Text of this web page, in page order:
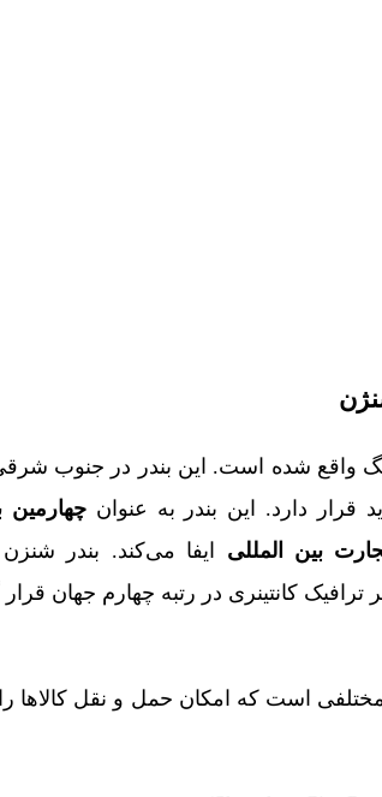
واقع شده است. این بندر در جنوب
قرار دارد. این بندر به عنوانچهارمین
بین‌ المللی ایفا می‌کند. بندر شنزن در
ترافیک کانتینری در رتبه چهارم جهان
است که امکان حمل و نقل کالاها